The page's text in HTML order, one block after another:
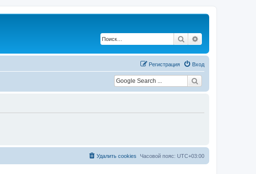
Поиск
Вход
Регистрация
Часовой пояс: UTC+03:00
Удалить cookies